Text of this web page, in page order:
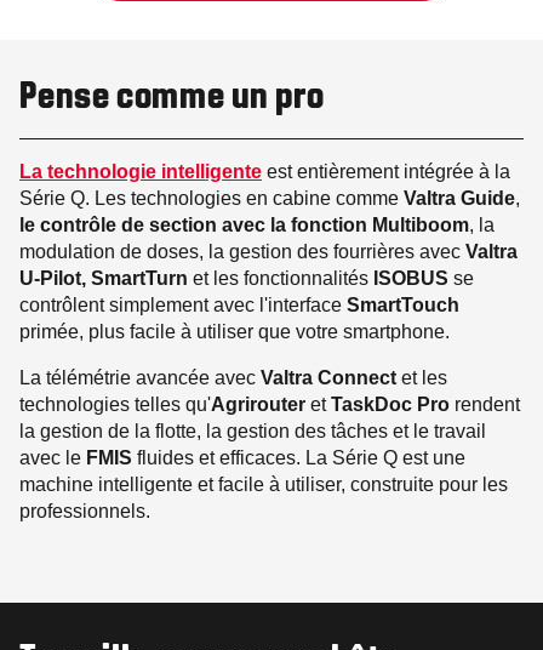
Pense comme un pro
La technologie intelligente est entièrement intégrée à la
Série Q. Les technologies en cabine comme Valtra Guide,
le contrôle de section avec la fonction Multiboom, la
modulation de doses, la gestion des fourrières avec Valtra
U-Pilot, SmartTurn et les fonctionnalités ISOBUS se
contrôlent simplement avec l'interface SmartTouch
primée, plus facile à utiliser que votre smartphone.
La télémétrie avancée avec Valtra Connect et les
technologies telles qu'Agrirouter etTaskDoc Pro rendent
la gestion de la flotte, la gestion des tâches et le travail
avec le FMIS fluides et efficaces. La Série Q est une
machine intelligente et facile à utiliser, construite pour les
professionnels.